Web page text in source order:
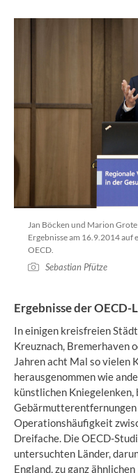
Jan Böcken und Marion
Ergebnisse am 16.9.2014 auf
OECD.
Sebastian Pfütze
Ergebnisse der OECD-
In einigen kreisfreien
Kreuznach, Bremerhaven
Jahren acht Mal so vielen
herausgenommen wie
künstlichen
Operationshäufigkeit
Dreifache. Die OECD-
untersuchten Länder,
England, zu ganz